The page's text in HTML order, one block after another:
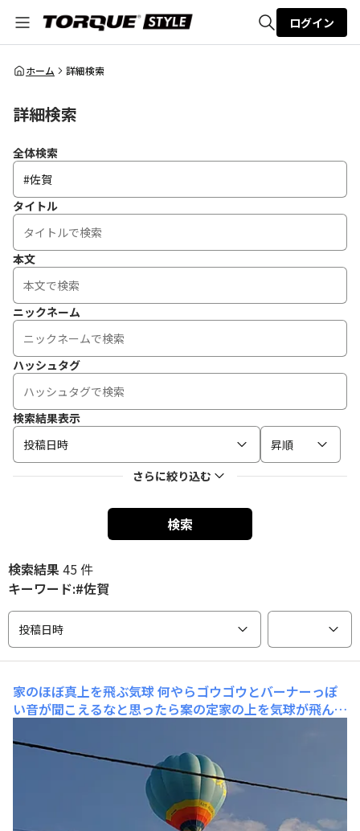
全体検索
ログイン
ホーム 詳細検索
詳細検索
全体検索
タイトル
本文
ニックネーム
ハッシュタグ
検索結果表示
投稿日時
昇順
さらに絞り込む
検索
検索結果45 件
キーワード:#佐賀
投稿日時
家のほぼ真上を飛ぶ気球何やらゴウゴウとバーナーっぽ
い音が聞こえるなと思ったら案の定家の上を気球が飛んで
何かのセンサーなのか触角みたいなのの先に小さい丸いの
がピョコッと飛び出してるのを見たのだがあれって何じゃ
ろ？🤔標準装備なのか該当機体にだけ付いてるのかすらわ